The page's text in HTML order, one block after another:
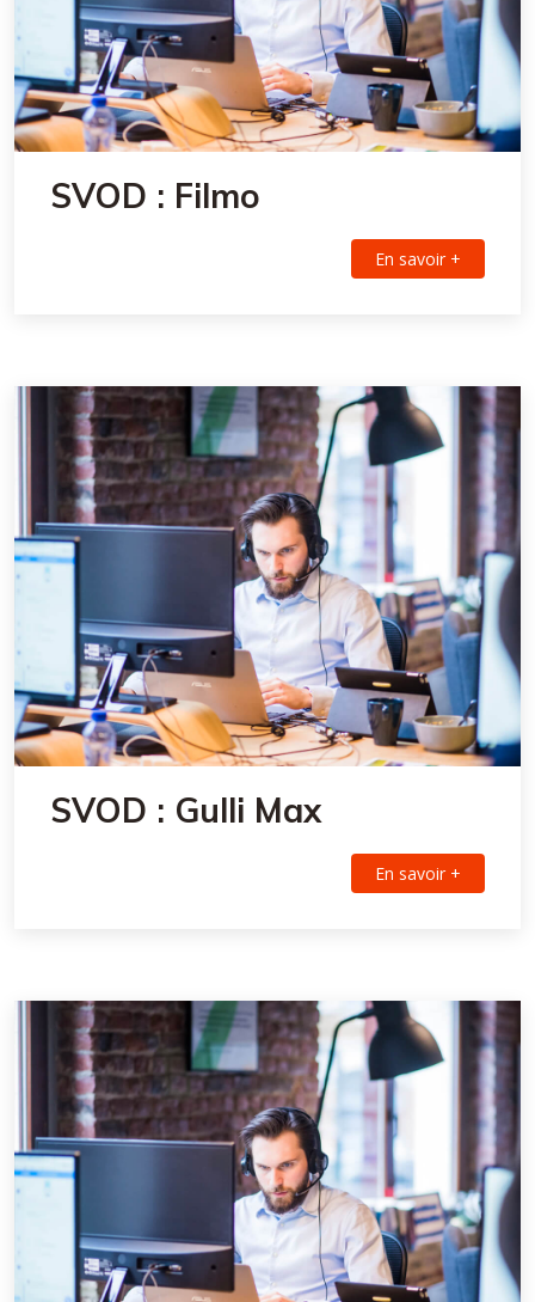
SVOD : Filmo
En savoir +
SVOD : Gulli Max
En savoir +